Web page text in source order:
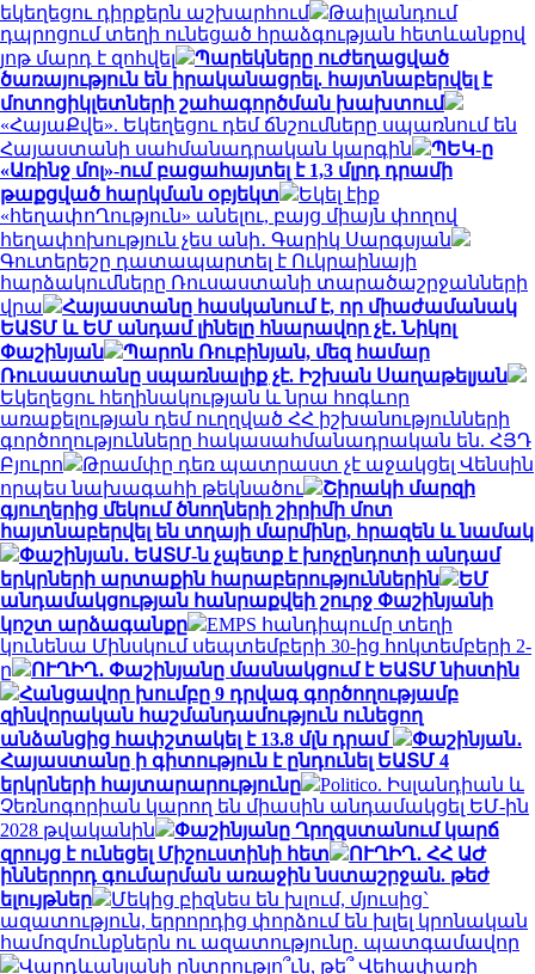
եկեղեցու դիրքերն աշխարհում
Թաիլանդում
դպրոցում տեղի ունեցած հրաձգության հետևանքով
յոթ մարդ է զոհվել
Պարեկները ուժեղացված
ծառայություն են իրականացրել. հայտնաբերվել է
մոտոցիկլետների շահագործման խախտում
«ՀայաՔվե». Եկեղեցու դեմ ճնշումները սպառնում են
Հայաստանի սահմանադրական կարգին
ՊԵԿ-ը
«Առինջ մոլ»-ում բացահայտել է 1,3 մլրդ դրամի
թաքցված հարկման օբյեկտ
Եկել էիք
«հեղափոՂություն» անելու, բայց միայն փողով
հեղափոխություն չես անի․ Գարիկ Սարգսյան
Գուտերեշը դատապարտել է Ուկրաինայի
հարձակումները Ռուսաստանի տարածաշրջանների
վրա
Հայաստանը հասկանում է, որ միաժամանակ
ԵԱՏՄ և ԵՄ անդամ լինելը հնարավոր չէ․ Նիկոլ
Փաշինյան
Պարոն Ռուբինյան, մեզ համար
Ռուսաստանը սպառնալիք չէ. Իշխան Սաղաթելյան
Եկեղեցու հեղինակության և նրա հոգևոր
առաքելության դեմ ուղղված ՀՀ իշխանությունների
գործողությունները հակասահմանադրական են. ՀՅԴ
Բյուրո
Թրամփը դեռ պատրաստ չէ աջակցել Վենսին
որպես նախագահի թեկնածու
Շիրակի մարզի
գյուղերից մեկում ծնողների շիրիմի մոտ
հայտնաբերվել են տղայի մարմինը, հրազեն և նամակ
Փաշինյան․ ԵԱՏՄ-ն չպետք է խոչընդոտի անդամ
երկրների արտաքին հարաբերություններին
ԵՄ
անդամակցության հանրաքվեի շուրջ Փաշինյանի
կոշտ արձագանքը
EMPS հանդիպումը տեղի
կունենա Մինսկում սեպտեմբերի 30-ից հոկտեմբերի 2-
ը
ՈՒՂԻՂ․ Փաշինյանը մասնակցում է ԵԱՏՄ նիստին
Հանցավոր խումբը 9 դրվագ գործողությամբ
զինվորական հաշմանդամություն ունեցող
անձանցից հափշտակել է 13.8 մլն դրամ
Փաշինյան․
Հայաստանը ի գիտություն է ընդունել ԵԱՏՄ 4
երկրների հայտարարությունը
Politico. Իսլանդիան և
Չեռնոգորիան կարող են միասին անդամակցել ԵՄ-ին
2028 թվականին
Փաշինյանը Ղրղզստանում կարճ
զրույց է ունեցել Միշուստինի հետ
ՈՒՂԻՂ․ ՀՀ ԱԺ
իններորդ գումարման առաջին նստաշրջան. թեժ
ելույթներ
Մեկից բիզնես են խլում, մյուսից`
ազատություն, երրորդից փորձում են խլել կրոնական
համոզմունքներն ու ազատությունը. պատգամավոր
Վարդևանյանի ընտրությո՞ւն, թե՞ Վեհափառի